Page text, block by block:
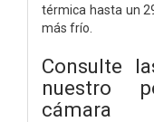
térmica hasta un
más frío.
Consulte
nuestro
cámara